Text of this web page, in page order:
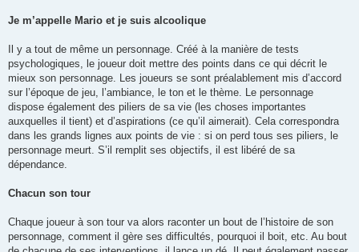
Je m’appelle Mario et je suis alcoolique
Il y a tout de même un personnage. Créé à la manière de tests
psychologiques, le joueur doit mettre des points dans ce qui décrit le
mieux son personnage. Les joueurs se sont préalablement mis d’accord
sur l’époque de jeu, l’ambiance, le ton et le thème. Le personnage
dispose également des piliers de sa vie (les choses importantes
auxquelles il tient) et d’aspirations (ce qu’il aimerait). Cela correspondra
dans les grands lignes aux points de vie : si on perd tous ses piliers, le
personnage meurt. S’il remplit ses objectifs, il est libéré de sa
dépendance.
Chacun son tour
Chaque joueur à son tour va alors raconter un bout de l’histoire de son
personnage, comment il gère ses difficultés, pourquoi il boit, etc. Au bout